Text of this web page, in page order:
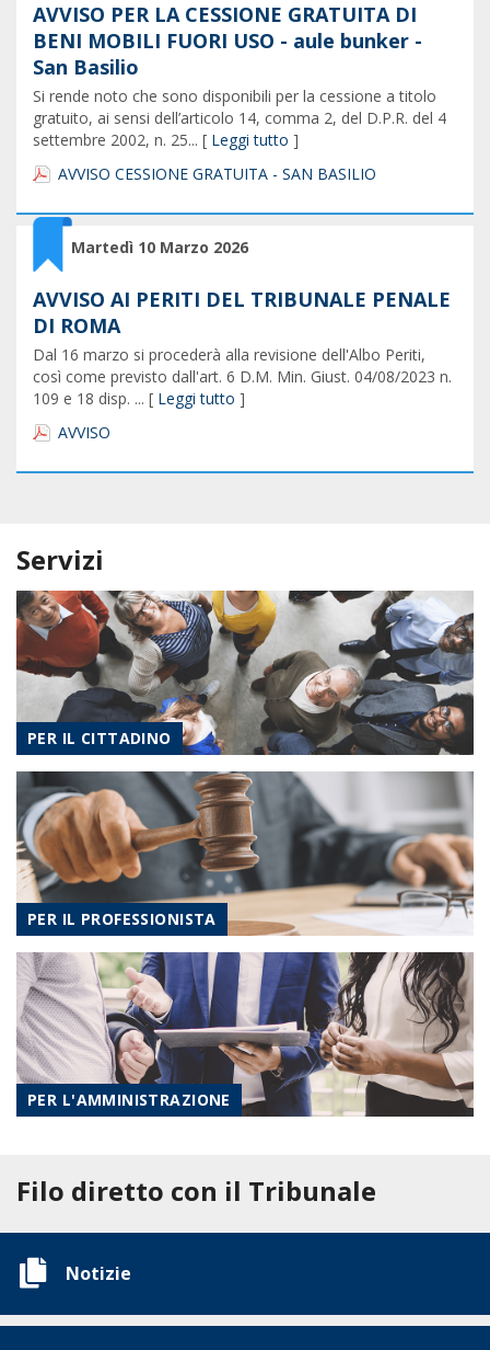
AVVISO PER LA CESSIONE GRATUITA DI
BENI MOBILI FUORI USO - aule bunker -
San Basilio
Si rende noto che sono disponibili per la cessione a titolo
gratuito, ai sensi dell’articolo 14, comma 2, del D.P.R. del 4
settembre 2002, n. 25... [ Leggi tutto ]
AVVISO CESSIONE GRATUITA - SAN BASILIO
Martedì 10 Marzo 2026
AVVISO AI PERITI DEL TRIBUNALE PENALE
DI ROMA
Dal 16 marzo si procederà alla revisione dell'Albo Periti,
così come previsto dall'art. 6 D.M. Min. Giust. 04/08/2023 n.
109 e 18 disp. ... [ Leggi tutto ]
AVVISO
Servizi
PER IL CITTADINO
PER IL PROFESSIONISTA
PER L'AMMINISTRAZIONE
Filo diretto con il Tribunale
Notizie